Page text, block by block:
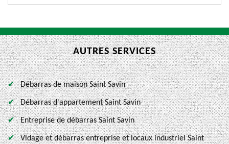
AUTRES SERVICES
Débarras de maison Saint Savin
Débarras d'appartement Saint Savin
Entreprise de débarras Saint Savin
Vidage et débarras entreprise et locaux industriel Saint